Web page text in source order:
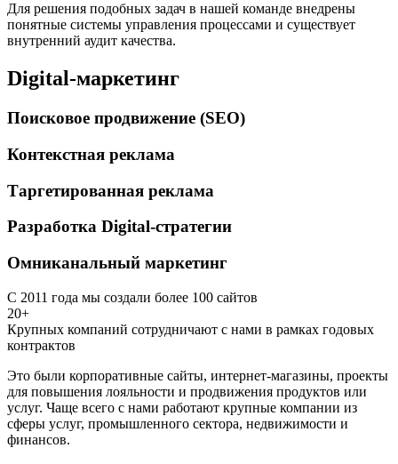
Для решения подобных задач в нашей команде внедрены
понятные системы управления процессами и существует
внутренний аудит качества.
Digital-маркетинг
Поисковое продвижение (SEO)
Контекстная реклама
Таргетированная реклама
Разработка Digital-стратегии
Омниканальный маркетинг
С 2011 года мы создали более 100 сайтов
20+
Крупных компаний сотрудничают с нами в рамках годовых
контрактов
Это были корпоративные сайты, интернет-магазины, проекты
для повышения лояльности и продвижения продуктов или
услуг. Чаще всего с нами работают крупные компании из
сферы услуг, промышленного сектора, недвижимости и
финансов.